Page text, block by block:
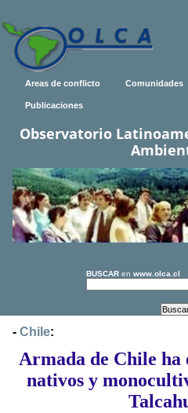
Areas de conflicto Comunidades
Publicaciones
Observatorio
BUSCAR en www.olca.cl
- Chile:
Armada de Chile ha
nativos y